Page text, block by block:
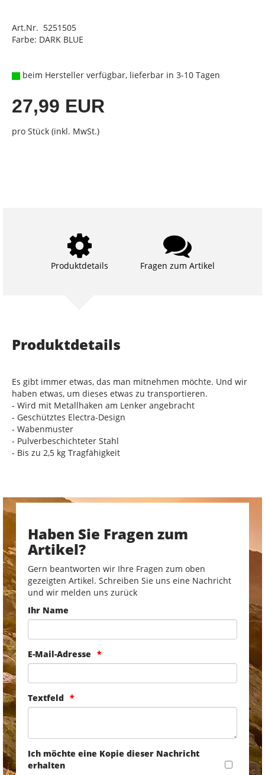
Art.Nr. 5251505
Farbe: DARK BLUE
beim Hersteller verfügbar, lieferbar in 3-10 Tagen
27,99 EUR
pro Stück (inkl. MwSt.)
Produktdetails Fragen zum Artikel
Produktdetails
Es gibt immer etwas, das man mitnehmen möchte. Und wir
haben etwas, um dieses etwas zu transportieren.
- Wird mit Metallhaken am Lenker angebracht
- Geschütztes Electra-Design
- Wabenmuster
- Pulverbeschichteter Stahl
- Bis zu 2,5 kg Tragfähigkeit
Haben Sie Fragen zum
Artikel?
Gern beantworten wir Ihre Fragen zum oben
gezeigten Artikel. Schreiben Sie uns eine Nachricht
und wir melden uns zurück
Ihr Name
E-Mail-Adresse
Textfeld
Ich möchte eine Kopie dieser Nachricht
erhalten